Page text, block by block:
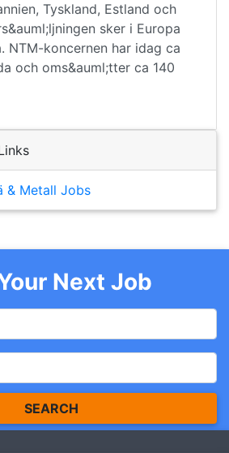
Tyskland, Estland och
sker i Europa
NTM-koncernen har idag ca
och oms&auml;tter ca 140
& Metall Jobs
Next Job
SEARCH